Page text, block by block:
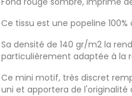
Ce tissu est une popeline
Sa densité de 140 gr/m2 la
particulièrement adaptée à la
Ce mini motif, très discret
uni et apportera de l'originalité